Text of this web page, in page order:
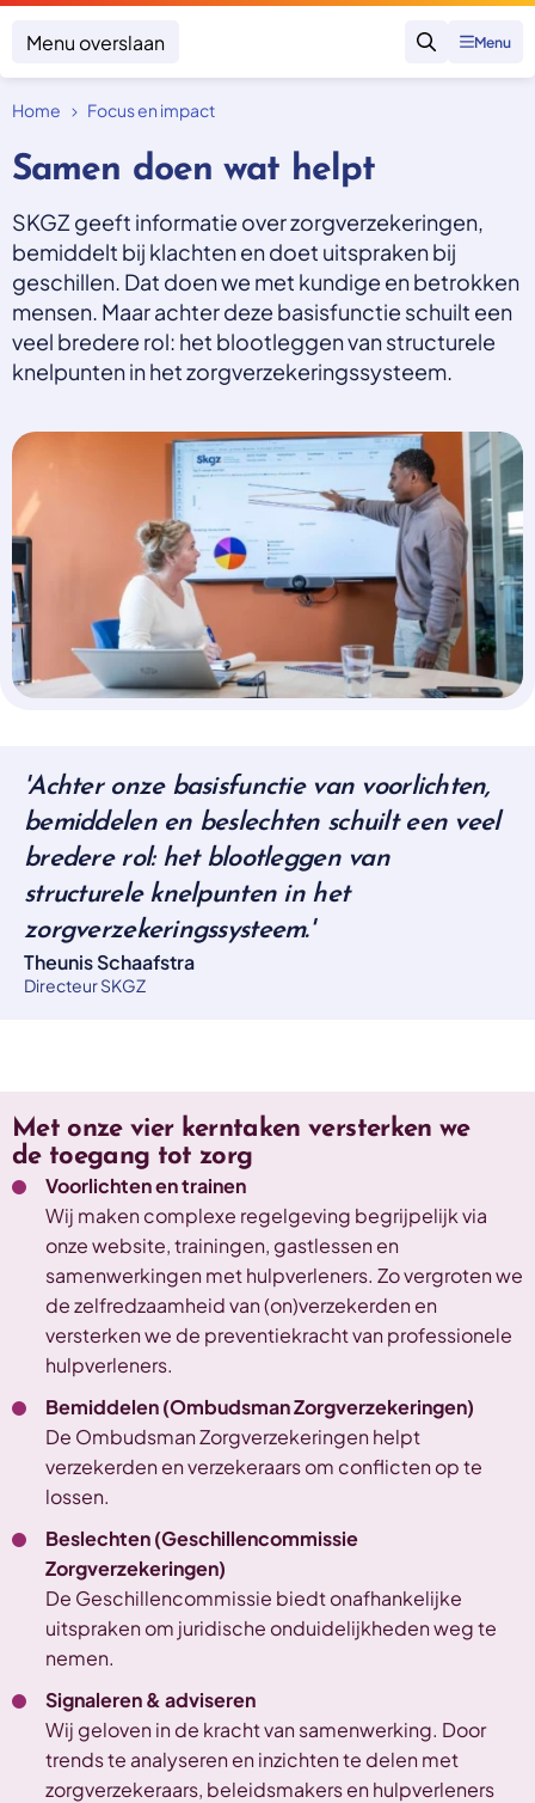
Menu overslaan
Zoeken
Menu
Klacht indienen
Zorgverzekering afsluiten
Zorgverzekering betalen
Vergoeding van zorg
Zorg in het buitenland
Nieuw in Nederland
Geen zorgverzekering
ondersteuning bieden bij schulden, niet
straffen
Schrap de opslag op de zorgpremie voor mensen die
niet kunnen betalen en bied proactieve
ondersteuning, zoals automatische zorgtoeslag. Zo
voorkomt de overheid schulden, vermindert stress
en blijft noodzakelijke zorg toegankelijk.
Lees meer
Focus en impact
Uitspraken
Trainingen
Over SKGZ
Nieuws
Vacatures
Contact
Select a language
Nederlands
English
Deutsch
Polski
русский
Espanol
Francais
Home Focus en impact
Samen doen wat helpt
SKGZ geeft informatie over zorgverzekeringen,
bemiddelt bij klachten en doet uitspraken bij
geschillen. Dat doen we met kundige en betrokken
mensen. Maar achter deze basisfunctie schuilt een
veel bredere rol: het blootleggen van structurele
knelpunten in het zorgverzekeringssysteem.
'Achter onze basisfunctie van voorlichten,
bemiddelen en beslechten schuilt een veel
bredere rol: het blootleggen van
structurele knelpunten in het
zorgverzekeringssysteem.'
Theunis Schaafstra
Directeur SKGZ
Met onze vier kerntaken versterken we
de toegang tot zorg
Voorlichten en trainen
Wij maken complexe regelgeving begrijpelijk via
onze website, trainingen, gastlessen en
samenwerkingen met hulpverleners. Zo vergroten we
de zelfredzaamheid van (on)verzekerden en
versterken we de preventiekracht van professionele
hulpverleners.
Bemiddelen (Ombudsman Zorgverzekeringen)
De Ombudsman Zorgverzekeringen helpt
verzekerden en verzekeraars om conflicten op te
lossen.
Beslechten (Geschillencommissie
Zorgverzekeringen)
De Geschillencommissie biedt onafhankelijke
uitspraken om juridische onduidelijkheden weg te
nemen.
Signaleren & adviseren
Wij geloven in de kracht van samenwerking. Door
trends te analyseren en inzichten te delen met
zorgverzekeraars, beleidsmakers en hulpverleners